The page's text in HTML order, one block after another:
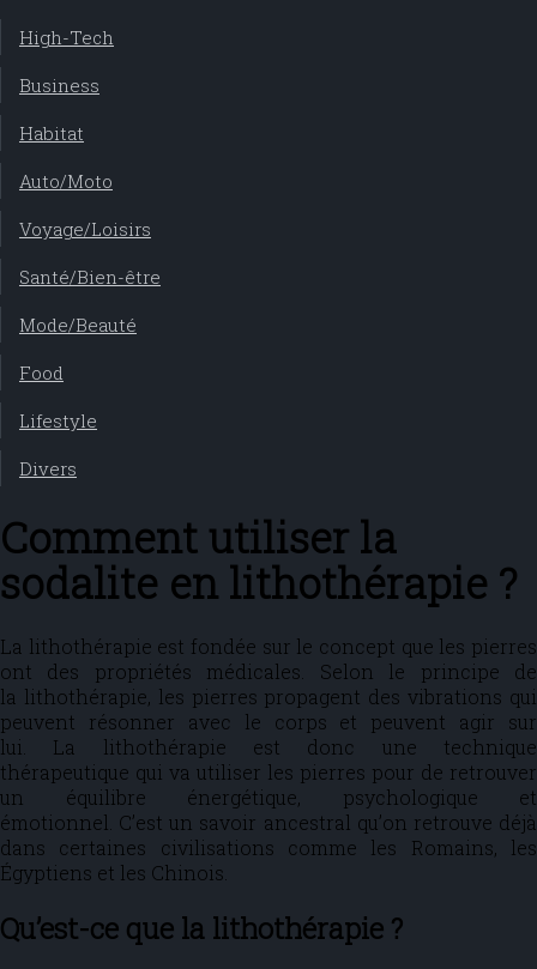
High-Tech
Business
Habitat
Auto/Moto
Voyage/Loisirs
Santé/Bien-être
Mode/Beauté
Food
Lifestyle
Divers
Comment utiliser la
sodalite en lithothérapie ?
La lithothérapie est fondée sur le concept que les pierres
ont des propriétés médicales. Selon le principe de
la lithothérapie, les pierres propagent des vibrations qui
peuvent résonner avec le corps et peuvent agir sur
lui. La lithothérapie est donc une technique
thérapeutique qui va utiliser les pierres pour de retrouver
un équilibre énergétique, psychologique et
émotionnel. C’est un savoir ancestral qu’on retrouve déjà
dans certaines civilisations comme les Romains, les
Égyptiens et les Chinois.
Qu’est-ce que la lithothérapie ?